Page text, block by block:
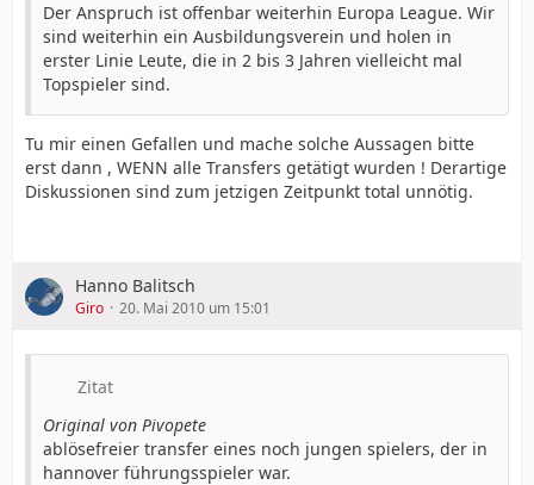
Der Anspruch ist offenbar weiterhin Europa League. Wir
sind weiterhin ein Ausbildungsverein und holen in
erster Linie Leute, die in 2 bis 3 Jahren vielleicht mal
Topspieler sind.
Tu mir einen Gefallen und mache solche Aussagen bitte
erst dann , WENN alle Transfers getätigt wurden ! Derartige
Diskussionen sind zum jetzigen Zeitpunkt total unnötig.
Hanno Balitsch
Giro 20. Mai 2010 um 15:01
Zitat
Original von Pivopete
ablösefreier transfer eines noch jungen spielers, der in
hannover führungsspieler war.